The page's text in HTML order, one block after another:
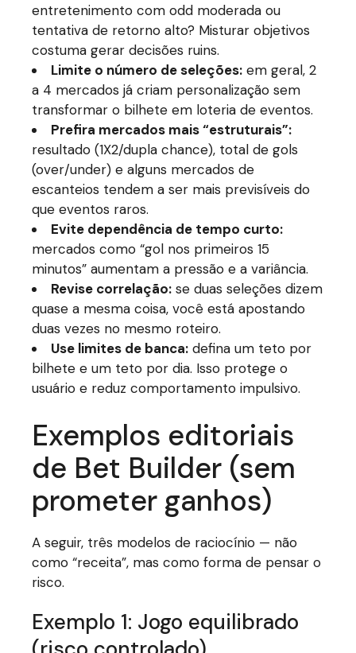
entretenimento com odd moderada ou
tentativa de retorno alto? Misturar objetivos
costuma gerar decisões ruins.
Limite o número de seleções: em geral, 2
a 4 mercados já criam personalização sem
transformar o bilhete em loteria de eventos.
Prefira mercados mais “estruturais”:
resultado (1X2/dupla chance), total de gols
(over/under) e alguns mercados de
escanteios tendem a ser mais previsíveis do
que eventos raros.
Evite dependência de tempo curto:
mercados como “gol nos primeiros 15
minutos” aumentam a pressão e a variância.
Revise correlação: se duas seleções dizem
quase a mesma coisa, você está apostando
duas vezes no mesmo roteiro.
Use limites de banca: defina um teto por
bilhete e um teto por dia. Isso protege o
usuário e reduz comportamento impulsivo.
Exemplos editoriais
de Bet Builder (sem
prometer ganhos)
A seguir, três modelos de raciocínio — não
como “receita”, mas como forma de pensar o
risco.
Exemplo 1: Jogo equilibrado